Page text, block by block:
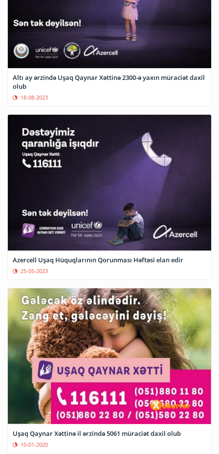
Altı ay ərzində Uşaq Qaynar Xəttinə 2300-ə yaxın müraciət daxil
olub
18-08-2023
Azercell Uşaq Hüquqlarının Qorunması Həftəsi elan edir
25-05-2023
Uşaq Qaynar Xəttinə il ərzində 5061 müraciət daxil olub
10-01-2020